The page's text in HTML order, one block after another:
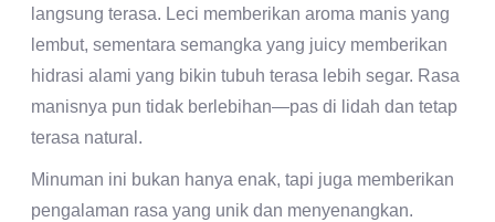
langsung terasa. Leci memberikan aroma manis yang
lembut, sementara semangka yang juicy memberikan
hidrasi alami yang bikin tubuh terasa lebih segar. Rasa
manisnya pun tidak berlebihan—pas di lidah dan tetap
terasa natural.
Minuman ini bukan hanya enak, tapi juga memberikan
pengalaman rasa yang unik dan menyenangkan.